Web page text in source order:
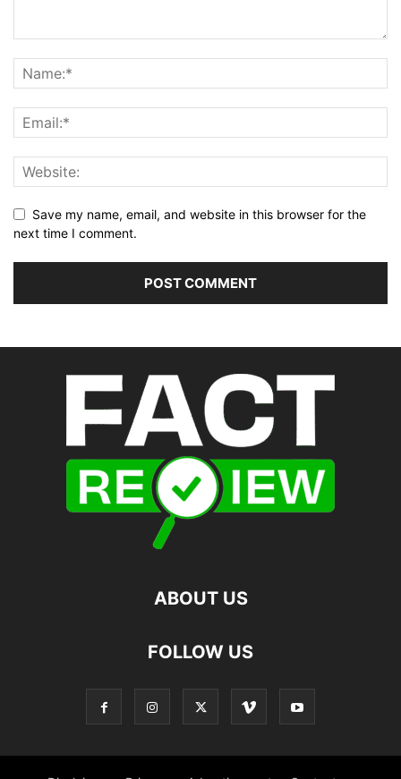
Save my name, email, and website in this browser for the
next time I comment.
ABOUT US
FOLLOW US